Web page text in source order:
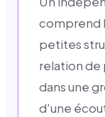
comprend
petites
relation de
dans une
d'une